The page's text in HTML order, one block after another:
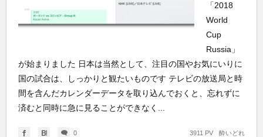
「2018
World
Cup
Russia」
が始まりました 日本は当然として、注目の国やお気にいりに
国の試合は、しっかりと観たいものです テレビの放送局と時
間を含んだカレンダーデータを取り込んでおくと、忘れずに
済むと同時に急に見ることができなく...
0 酔いどれ
3911 PV